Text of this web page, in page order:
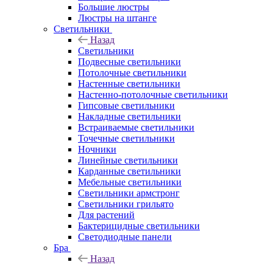
Большие люстры
Люстры на штанге
Светильники
Назад
Светильники
Подвесные светильники
Потолочные светильники
Настенные светильники
Настенно-потолочные светильники
Гипсовые светильники
Накладные светильники
Встраиваемые светильники
Точечные светильники
Ночники
Линейные светильники
Карданные светильники
Мебельные светильники
Светильники армстронг
Светильники грильято
Для растений
Бактерицидные светильники
Светодиодные панели
Бра
Назад